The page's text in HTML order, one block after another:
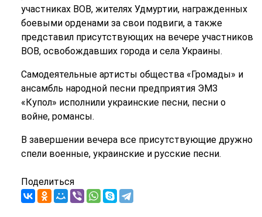
участниках ВОВ, жителях Удмуртии, награжденных
боевыми орденами за свои подвиги, а также
представил присутствующих на вечере участников
ВОВ, освобождавших города и села Украины.
Самодеятельные артисты общества «Громады» и
ансамбль народной песни предприятия ЭМЗ
«Купол» исполнили украинские песни, песни о
войне, романсы.
В завершении вечера все присутствующие дружно
спели военные, украинские и русские песни.
Поделиться